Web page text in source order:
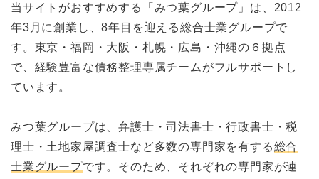
当サイトがおすすめする「みつ葉グループ」は、2012
年3月に創業し、8年目を迎える総合士業グループで
す。東京・福岡・大阪・札幌・広島・沖縄の６拠点
で、経験豊富な債務整理専属チームがフルサポートし
ています。
みつ葉グループは、弁護士・司法書士・行政書士・税
理士・土地家屋調査士など多数の専門家を有する総合
士業グループです。そのため、それぞれの専門家が連